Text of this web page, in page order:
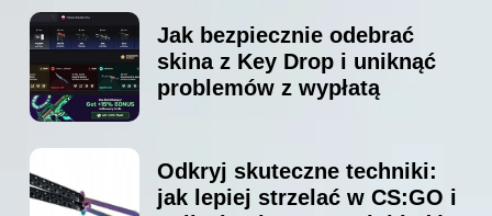
Jak bezpiecznie odebrać
skina z Key Drop i uniknąć
problemów z wypłatą
Odkryj skuteczne techniki:
jak lepiej strzelać w CS:GO i